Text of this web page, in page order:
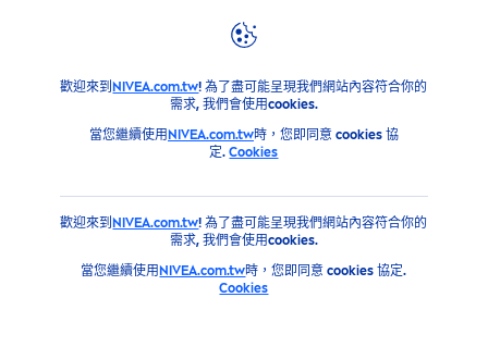
歡迎來到 NIVEA.com.tw! 為了盡可能呈現我們網站內容符合你的
需求, 我們會使用cookies.
當您繼續使用 NIVEA.com.tw時，您即同意 cookies 協
定.Cookies
歡迎來到 NIVEA.com.tw! 為了盡可能呈現我們網站內容符合你的
需求, 我們會使用cookies.
當您繼續使用 NIVEA.com.tw時，您即同意 cookies 協定.
Cookies
品牌＆企業文化 NIVEA與環境的接觸 (TOUCH) 肌膚是我